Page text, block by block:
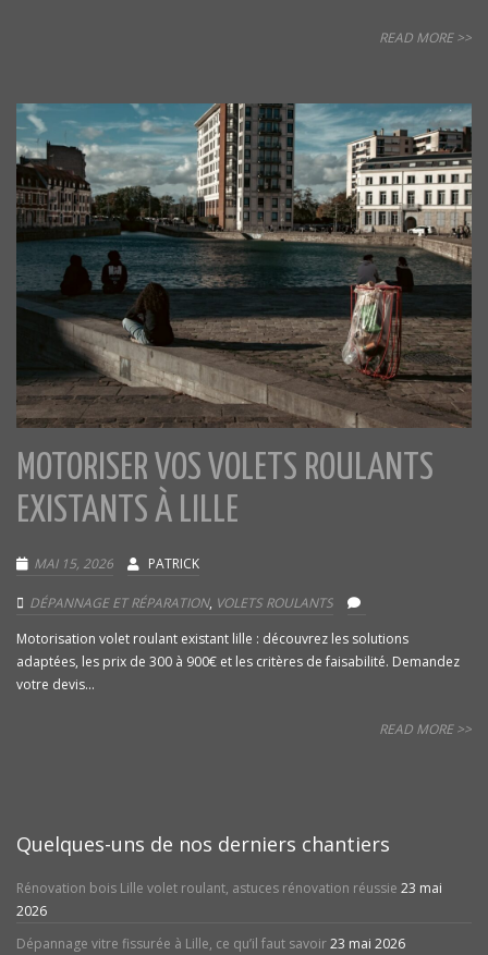
READ MORE >>
MOTORISER VOS VOLETS ROULANTS
EXISTANTS À LILLE
MAI 15, 2026 PATRICK
DÉPANNAGE ET RÉPARATION, VOLETS ROULANTS
Motorisation volet roulant existant lille : découvrez les solutions
adaptées, les prix de 300 à 900€ et les critères de faisabilité. Demandez
votre devis...
READ MORE >>
Quelques-uns de nos derniers chantiers
Rénovation bois Lille volet roulant, astuces rénovation réussie 23 mai
2026
Dépannage vitre fissurée à Lille, ce qu’il faut savoir23 mai 2026